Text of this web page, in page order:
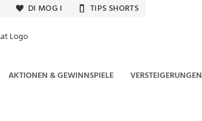
DI MOG I TIPS SHORTS
AKTIONEN & GEWINNSPIELE VERSTEIGERUNGEN